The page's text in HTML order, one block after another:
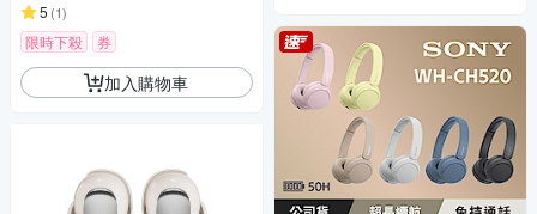
5 (1)
限時下殺 券
加入購物車